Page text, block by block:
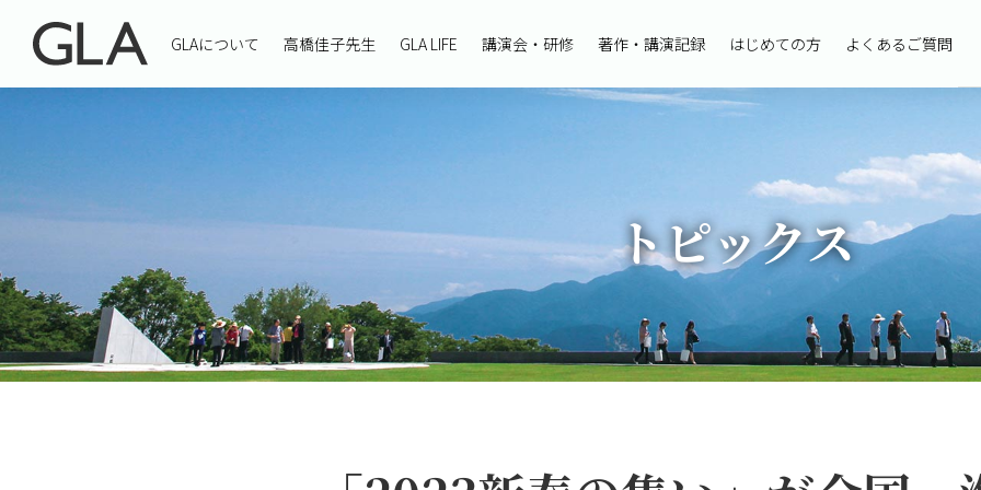
GLAについて 高橋佳子先生 GLA LIFE 講演会・研修 著作・講演記録 はじめての方 よくあるご質問
トピックス